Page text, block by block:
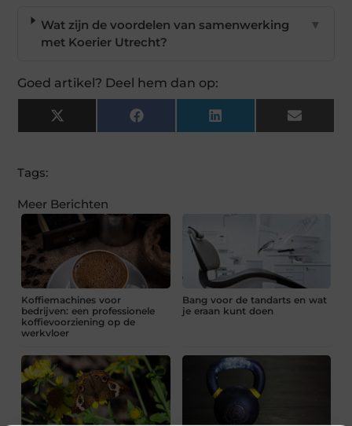
Wat zijn de voordelen van samenwerking
met Koerier Utrecht?
▼
Goed artikel? Deel hem dan op:
X
(Twitter)
Facebook LinkedIn Email
Tags:
Meer Berichten
Koffiemachines voor
bedrijven: een professionele
koffievoorziening op de
werkvloer
Bang voor de tandarts en wat
je eraan kunt doen